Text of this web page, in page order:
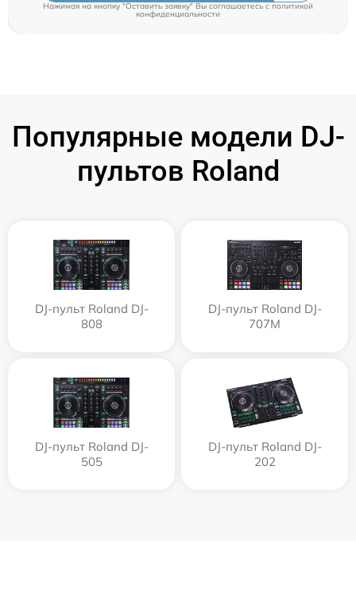
Нажимая на кнопку "Оставить заявку" Вы соглашаетесь cполитикой
конфиденциальности
Популярные модели DJ-
пультов Roland
DJ-пульт Roland DJ-
808
DJ-пульт Roland DJ-
707M
DJ-пульт Roland DJ-
505
DJ-пульт Roland DJ-
202